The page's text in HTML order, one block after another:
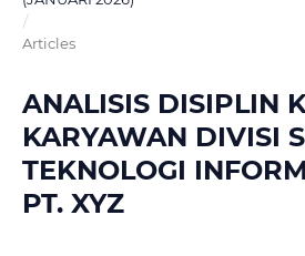
/
Articles
ANALISIS DISIPLIN
KARYAWAN DIVISI
TEKNOLOGI
PT. XYZ